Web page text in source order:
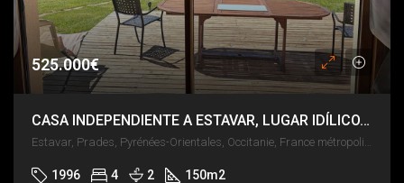
525.000€
CASA INDEPENDIENTE A ESTAVAR, LUGAR IDÍLICO, 1.000 m² DE JARDÍN Y VISTAS ESPECTACULARES.
Estavar, Prades, Pyrénées-Orientales, Occitanie, France métropolitaine, 66800, France
1996 4 2 150m2